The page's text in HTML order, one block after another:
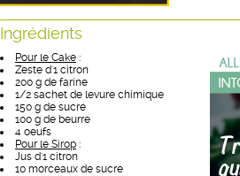
Ingrédients
Pour le Cake :
Zeste d'1 citron
200 g de farine
1/2 sachet de levure chimique
150 g de sucre
100 g de beurre
4 oeufs
Pour le Sirop :
Jus d'1 citron
10 morceaux de sucre